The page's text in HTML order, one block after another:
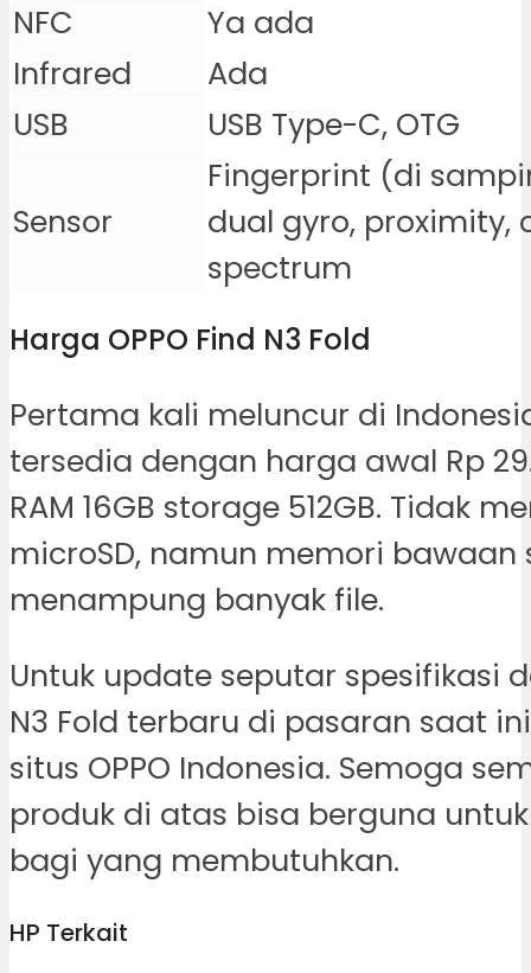
NFC
Ya ada
Infrared
Ada
USB
USB Type-C, OTG
Sensor
Fingerprint (di
dual gyro, proximity,
spectrum
Harga OPPO Find N3 Fold
Pertama kali meluncur di
tersedia dengan harga awal Rp
RAM 16GB storage 512GB. Tidak
microSD, namun memori
menampung banyak file.
Untuk update seputar spesifikasi
N3 Fold terbaru di pasaran saat
situs OPPO Indonesia. Semoga
produk di atas bisa berguna
bagi yang membutuhkan.
HP Terkait